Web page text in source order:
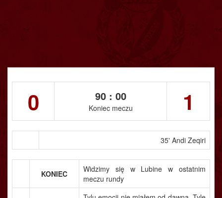
0 90 : 00
Koniec meczu 1
35' Andi Zeqiri
KONIEC
Widzimy się w Lubine w ostatnim
meczu rundy